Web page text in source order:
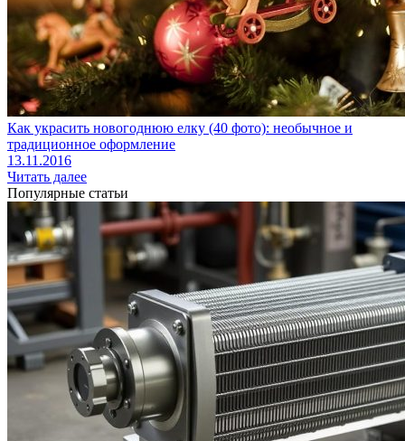
Как украсить новогоднюю елку (40 фото): необычное и
традиционное оформление
13.11.2016
Читать далее
Популярные статьи